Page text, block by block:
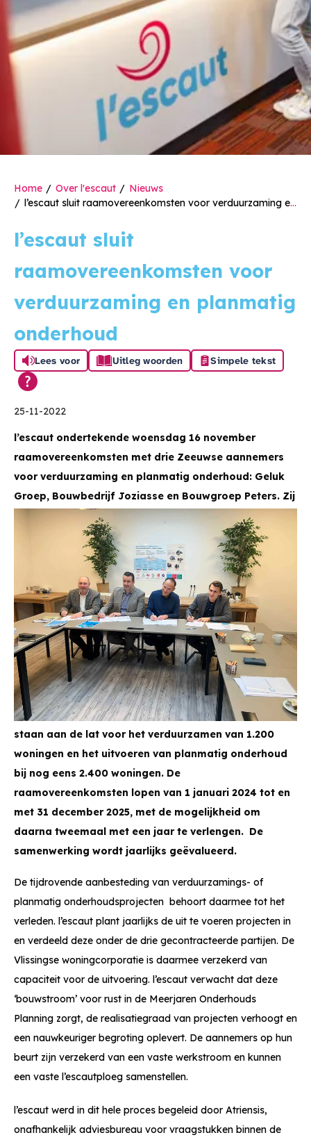
Home Over l'escaut
Nieuws
l’escaut sluit raamovereenkomsten voor verduurzaming en planmatig onderhoud
l’escaut sluit
raamovereenkomsten voor
verduurzaming en planmatig
onderhoud
Lees voor Uitleg woorden Simpele tekst
25-11-2022
l’escaut ondertekende woensdag 16 november
raamovereenkomsten met drie Zeeuwse aannemers
voor verduurzaming en planmatig onderhoud: Geluk
Groep, Bouwbedrijf Joziasse en Bouwgroep Peters. Zij
staan aan de lat voor het verduurzamen van 1.200
woningen en het uitvoeren van planmatig onderhoud
bij nog eens 2.400 woningen. De
raamovereenkomsten lopen van 1 januari 2024 tot en
met 31 december 2025, met de mogelijkheid om
daarna tweemaal met een jaar te verlengen. De
samenwerking wordt jaarlijks geëvalueerd.
De tijdrovende aanbesteding van verduurzamings- of
planmatig onderhoudsprojecten behoort daarmee tot het
verleden. l’escaut plant jaarlijks de uit te voeren projecten in
en verdeeld deze onder de drie gecontracteerde partijen. De
Vlissingse woningcorporatie is daarmee verzekerd van
capaciteit voor de uitvoering. l’escaut verwacht dat deze
‘bouwstroom’ voor rust in de Meerjaren Onderhouds
Planning zorgt, de realisatiegraad van projecten verhoogt en
een nauwkeuriger begroting oplevert. De aannemers op hun
beurt zijn verzekerd van een vaste werkstroom en kunnen
een vaste l’escautploeg samenstellen.
l’escaut werd in dit hele proces begeleid door Atriensis,
onafhankelijk adviesbureau voor vraagstukken binnen de